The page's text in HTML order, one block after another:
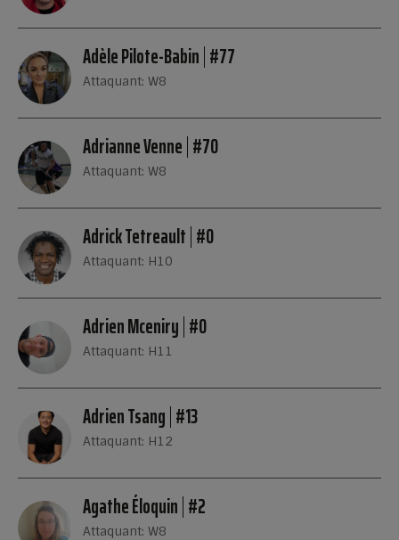
Adèle Pilote-Babin #77
Attaquant: W8
Adrianne Venne #70
Attaquant: W8
Adrick Tetreault #0
Attaquant: H10
Adrien Mceniry #0
Attaquant: H11
Adrien Tsang #13
Attaquant: H12
Agathe Éloquin #2
Attaquant: W8